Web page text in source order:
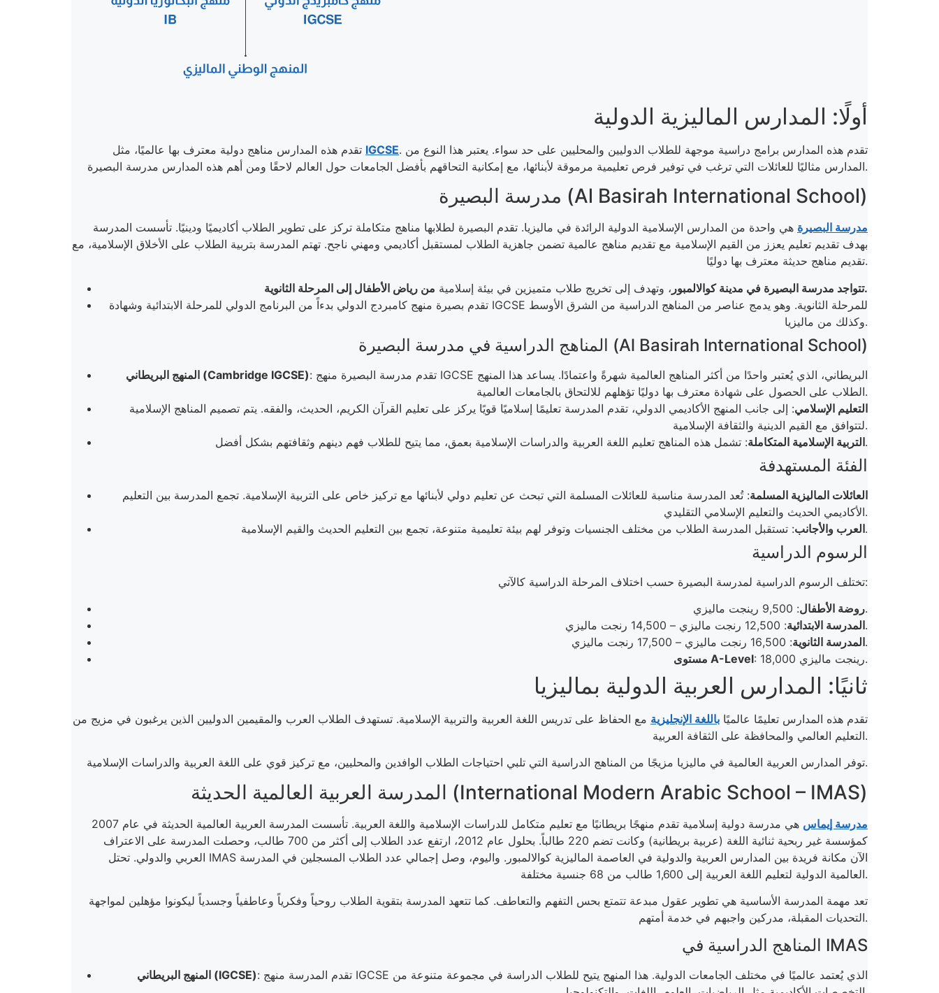
أولًا: المدارس الماليزية الدولية
IGCSE. تقدم هذه المدارس برامج دراسية موجهة للطلاب الدوليين والمحليين على حد سواء. يعتبر هذا النوع من
المدارس مثاليًا للعائلات التي ترغب في توفير فرص تعليمية مرموقة لأبنائها، مع إمكانية التحاقهم بأفضل الجامعات حول العالم لاحقًا ومن أهم هذه المدارس مدرسة البصيرة.
مدرسة البصيرة (Al Basirah International School)
مدرسة البصيرة هي واحدة من المدارس الإسلامية الدولية الرائدة في ماليزيا. تقدم البصيرة لطلابها مناهج متكاملة تركز على تطوير الطلاب أكاديميًا ودينيًا. تأسست المدرسة
بهدف تقديم تعليم يعزز من القيم الإسلامية مع تقديم مناهج عالمية تضمن جاهزية الطلاب لمستقبل أكاديمي ومهني ناجح. تهتم المدرسة بتربية الطلاب على الأخلاق الإسلامية، مع
تقديم مناهج حديثة معترف بها دوليًا.
تتواجد مدرسة البصيرة في مدينة كوالالمبور ، وتهدف إلى تخريج طلاب متميزين في بيئة إسلامية
من رياض الأطفال إلى المرحلة الثانوية.
تقدم بصيرة منهج كامبردج الدولي بدءاً من البرنامج الدولي للمرحلة الابتدائية وشهادة IGCSE للمرحلة الثانوية. وهو يدمج عناصر من المناهج الدراسية من الشرق الأوسط
وكذلك من ماليزيا.
المناهج الدراسية في مدرسة البصيرة (Al Basirah International School)
المنهج البريطاني (Cambridge IGCSE): تقدم مدرسة البصيرة منهج IGCSE البريطاني، الذي يُعتبر واحدًا من أكثر المناهج العالمية شهرةً واعتمادًا. يساعد هذا المنهج
الطلاب على الحصول على شهادة معترف بها دوليًا تؤهلهم للالتحاق بالجامعات العالمية.
التعليم الإسلامي: إلى جانب المنهج الأكاديمي الدولي، تقدم المدرسة تعليمًا إسلاميًا قويًا يركز على تعليم القرآن الكريم، الحديث، والفقه. يتم تصميم المناهج الإسلامية
لتتوافق مع القيم الدينية والثقافة الإسلامية.
التربية الإسلامية المتكاملة: تشمل هذه المناهج تعليم اللغة العربية والدراسات الإسلامية بعمق، مما يتيح للطلاب فهم دينهم وثقافتهم بشكل أفضل.
الفئة المستهدفة
العائلات الماليزية المسلمة: تُعد المدرسة مناسبة للعائلات المسلمة التي تبحث عن تعليم دولي لأبنائها مع تركيز خاص على التربية الإسلامية. تجمع المدرسة بين التعليم
الأكاديمي الحديث والتعليم الإسلامي التقليدي.
العرب والأجانب: تستقبل المدرسة الطلاب من مختلف الجنسيات وتوفر لهم بيئة تعليمية متنوعة، تجمع بين التعليم الحديث والقيم الإسلامية.
الرسوم الدراسية
تختلف الرسوم الدراسية لمدرسة البصيرة حسب اختلاف المرحلة الدراسية كالآتي:
روضة الأطفال: 9,500 رينجت ماليزي.
المدرسة الابتدائية: 12,500 رنجت ماليزي – 14,500 رنجت ماليزي.
المدرسة الثانوية: 16,500 رنجت ماليزي – 17,500 رنجت ماليزي.
مستوى A-Level
: 18,000 رينجت ماليزي.
ثانيًا: المدارس العربية الدولية بماليزيا
تقدم هذه المدارس تعليمًا عالميًا باللغة الإنجليزية مع الحفاظ على تدريس اللغة العربية والتربية الإسلامية. تستهدف الطلاب العرب والمقيمين الدوليين الذين يرغبون في مزيج من
التعليم العالمي والمحافظة على الثقافة العربية.
توفر المدارس العربية العالمية في ماليزيا مزيجًا من المناهج الدراسية التي تلبي احتياجات الطلاب الوافدين والمحليين، مع تركيز قوي على اللغة العربية والدراسات الإسلامية.
المدرسة العربية العالمية الحديثة (International Modern Arabic School – IMAS)
مدرسة إيماس
هي مدرسة دولية إسلامية تقدم منهجًا بريطانيًا مع تعليم متكامل للدراسات الإسلامية واللغة العربية. تأسست المدرسة العربية العالمية الحديثة في عام 2007
كمؤسسة غير ربحية ثنائية اللغة (عربية بريطانية) وكانت تضم 220 طالباً. بحلول عام 2012، ارتفع عدد الطلاب إلى أكثر من 700 طالب، وحصلت المدرسة على الاعتراف
العربي والدولي. تحتل IMAS الآن مكانة فريدة بين المدارس العربية والدولية في العاصمة الماليزية كوالالمبور. واليوم، وصل إجمالي عدد الطلاب المسجلين في المدرسة
العالمية الدولية لتعليم اللغة العربية إلى 1,600 طالب من 68 جنسية مختلفة.
تعد مهمة المدرسة الأساسية هي تطوير عقول مبدعة تتمتع بحس التفهم والتعاطف. كما تتعهد المدرسة بتقوية الطلاب روحياً وفكرياً وعاطفياً وجسدياً ليكونوا مؤهلين لمواجهة
التحديات المقبلة، مدركين واجبهم في خدمة أمتهم.
المناهج الدراسية في IMAS
المنهج البريطاني (IGCSE): تقدم المدرسة منهج IGCSE الذي يُعتمد عالميًا في مختلف الجامعات الدولية. هذا المنهج يتيح للطلاب الدراسة في مجموعة متنوعة من